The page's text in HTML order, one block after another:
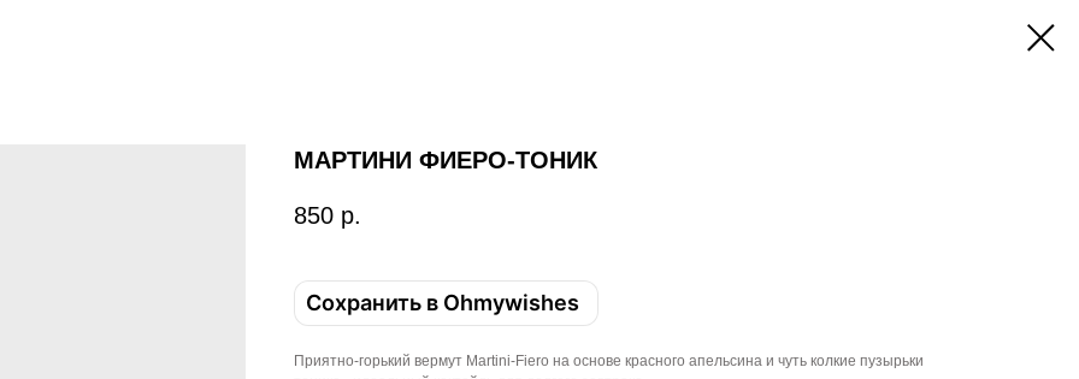
МАРТИНИ ФИЕРО-ТОНИК
850 р.
Сохранить в Ohmywishes
Приятно-горький вермут Mаrtini-Fiero на основе красного апельсина и чуть колкие пузырьки